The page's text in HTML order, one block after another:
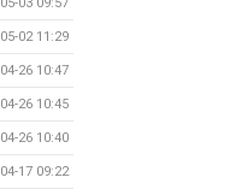
02 11:29
26 10:47
26 10:45
26 10:40
17 09:22